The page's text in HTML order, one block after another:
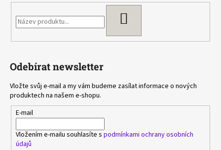
Odebírat newsletter
Vložte svůj e-mail a my vám budeme zasílat informace o nových
produktech na našem e-shopu.
E-mail
Vložením e-mailu souhlasíte s podmínkami ochrany osobních
údajů